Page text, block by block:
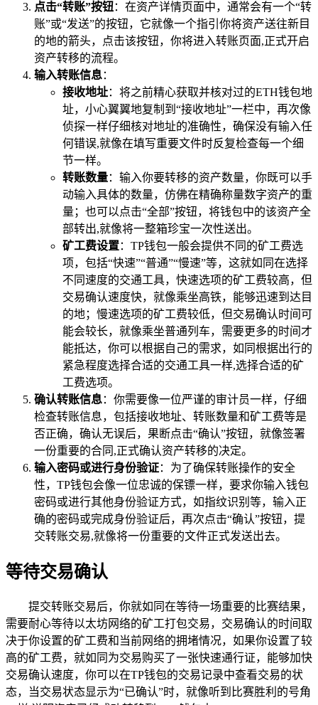
点击“转账”按钮：在资产详情页面中，通常会有一个“转
账”或“发送”的按钮，它就像一个指引你将资产送往新目
的地的箭头，点击该按钮，你将进入转账页面,正式开启
资产转移的流程。
输入转账信息：
接收地址：将之前精心获取并核对过的ETH钱包地
址，小心翼翼地复制到“接收地址”一栏中，再次像
侦探一样仔细核对地址的准确性，确保没有输入任
何错误,就像在填写重要文件时反复检查每一个细
节一样。
转账数量：输入你要转移的资产数量，你既可以手
动输入具体的数量，仿佛在精确称量数字资产的重
量；也可以点击“全部”按钮，将钱包中的该资产全
部转出,就像将一整箱珍宝一次性送出。
矿工费设置：TP钱包一般会提供不同的矿工费选
项，包括“快速”“普通”“慢速”等，这就如同在选择
不同速度的交通工具，快速选项的矿工费较高，但
交易确认速度快，就像乘坐高铁，能够迅速到达目
的地；慢速选项的矿工费较低，但交易确认时间可
能会较长，就像乘坐普通列车，需要更多的时间才
能抵达，你可以根据自己的需求，如同根据出行的
紧急程度选择合适的交通工具一样,选择合适的矿
工费选项。
确认转账信息：你需要像一位严谨的审计员一样，仔细
检查转账信息，包括接收地址、转账数量和矿工费等是
否正确，确认无误后，果断点击“确认”按钮，就像签署
一份重要的合同,正式确认资产转移的决定。
输入密码或进行身份验证：为了确保转账操作的安全
性，TP钱包会像一位忠诚的保镖一样，要求你输入钱包
密码或进行其他身份验证方式，如指纹识别等，输入正
确的密码或完成身份验证后，再次点击“确认”按钮，提
交转账交易,就像将一份重要的文件正式发送出去。
等待交易确认
提交转账交易后，你就如同在等待一场重要的比赛结果，
需要耐心等待以太坊网络的矿工打包交易，交易确认的时间取
决于你设置的矿工费和当前网络的拥堵情况，如果你设置了较
高的矿工费，就如同为交易购买了一张快速通行证，能够加快
交易确认速度，你可以在TP钱包的交易记录中查看交易的状
态，当交易状态显示为“已确认”时，就像听到比赛胜利的号角